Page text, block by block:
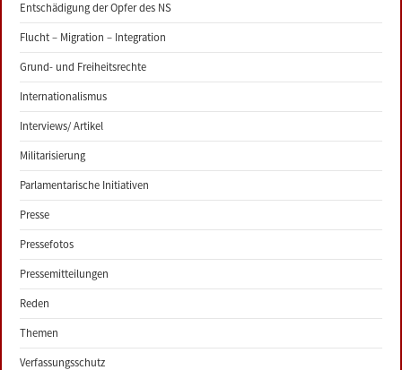
Entschädigung der Opfer des NS
Flucht – Migration – Integration
Grund- und Freiheitsrechte
Internationalismus
Interviews/ Artikel
Militarisierung
Parlamentarische Initiativen
Presse
Pressefotos
Pressemitteilungen
Reden
Themen
Verfassungsschutz